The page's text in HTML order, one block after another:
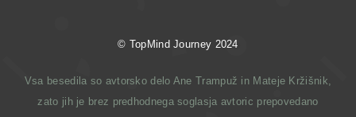
© TopMind Journey 2024
Vsa besedila so avtorsko delo Ane Trampuž in Mateje Kržišnik,
zato jih je brez predhodnega soglasja avtoric prepovedano